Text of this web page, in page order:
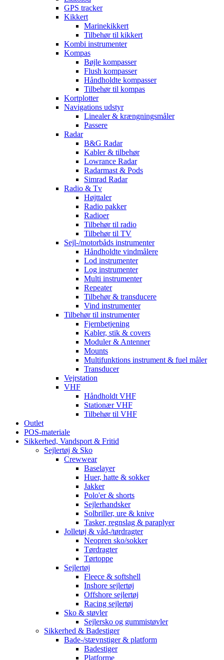
GPS tracker
Kikkert
Marinekikkert
Tilbehør til kikkert
Kombi instrumenter
Kompas
Bøjle kompasser
Flush kompasser
Håndholdte kompasser
Tilbehør til kompas
Kortplotter
Navigations udstyr
Linealer & krængningsmåler
Passere
Radar
B&G Radar
Kabler & tilbehør
Lowrance Radar
Radarmast & Pods
Simrad Radar
Radio & Tv
Højttaler
Radio pakker
Radioer
Tilbehør til radio
Tilbehør til TV
Sejl-/motorbåds instrumenter
Håndholdte vindmålere
Lod instrumenter
Log instrumenter
Multi instrumenter
Repeater
Tilbehør & transducere
Vind instrumenter
Tilbehør til instrumenter
Fjernbetjening
Kabler, stik & covers
Moduler & Antenner
Mounts
Multifunktions instrument & fuel måler
Transducer
Vejrstation
VHF
Håndholdt VHF
Stationær VHF
Tilbehør til VHF
Outlet
POS-materiale
Sikkerhed, Vandsport & Fritid
Sejlertøj & Sko
Crewwear
Baselayer
Huer, hatte & sokker
Jakker
Polo'er & shorts
Sejlerhandsker
Solbriller, ure & knive
Tasker, regnslag & paraplyer
Jolletøj & våd-/tørdragter
Neopren sko/sokker
Tørdragter
Tørtoppe
Sejlertøj
Fleece & softshell
Inshore sejlertøj
Offshore sejlertøj
Racing sejlertøj
Sko & støvler
Sejlersko og gummistøvler
Sikkerhed & Badestiger
Bade-/stævnstiger & platform
Badestiger
Platforme